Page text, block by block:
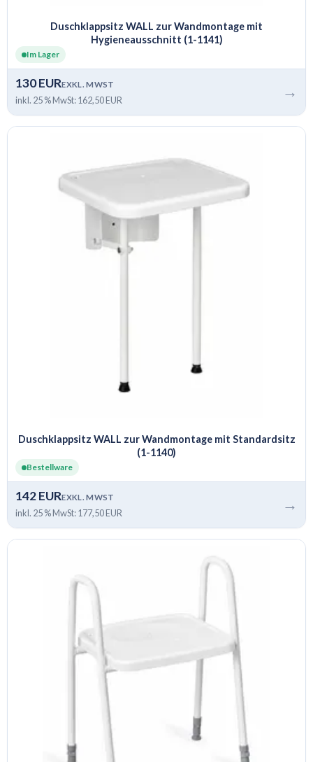
Duschklappsitz WALL zur Wandmontage mit
Hygieneausschnitt (1-1141)
Im Lager
130 EUREXKL. MWST
inkl. 25 % MwSt: 162,50 EUR →
Duschklappsitz WALL zur Wandmontage mit Standardsitz
(1-1140)
Bestellware
142 EUREXKL. MWST
inkl. 25 % MwSt: 177,50 EUR →